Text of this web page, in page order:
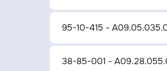
95-10-415 -
38-85-001 -